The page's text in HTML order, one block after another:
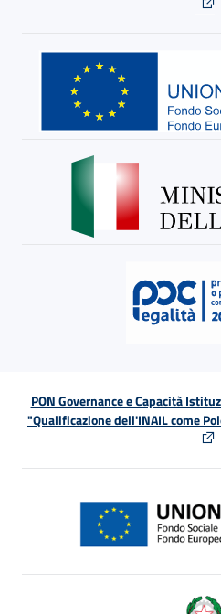
PON Governance e Capacità
"Qualificazione dell'INAIL come